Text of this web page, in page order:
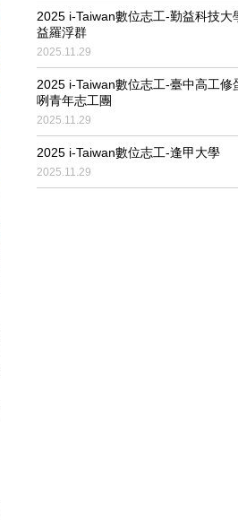
2025 i-Taiwan數位志工-勤益科技大
益羅浮群
2025.11.29
2025 i-Taiwan數位志工-臺中高工修
咧青年志工團
2025.11.29
2025 i-Taiwan數位志工-逢甲大學
2025.11.29